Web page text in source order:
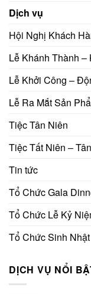
Dịch vụ
Hội Nghị Khách
Lễ Khánh Thành –
Lễ Khởi Công –
Lễ Ra Mắt Sản
Tiệc Tân Niên
Tiệc Tất Niên –
Tin tức
Tổ Chức Gala
Tổ Chức Lễ Kỷ
Tổ Chức Sinh Nhật
DỊCH VỤ NỔI